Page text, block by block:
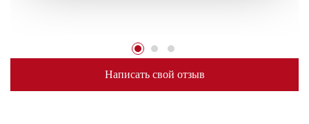
Написать свой отзыв